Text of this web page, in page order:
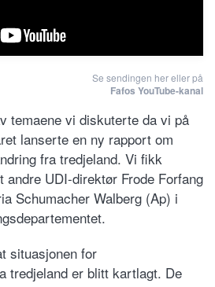
Se sendingen her eller på
Fafos YouTube-kanal
temaene vi diskuterte da vi på
lanserte en ny rapport om
fra tredjeland. Vi fikk
andre UDI-direktør Frode Forfang
Schumacher Walberg (Ap) i
situasjonen for
tredjeland er blitt kartlagt. De